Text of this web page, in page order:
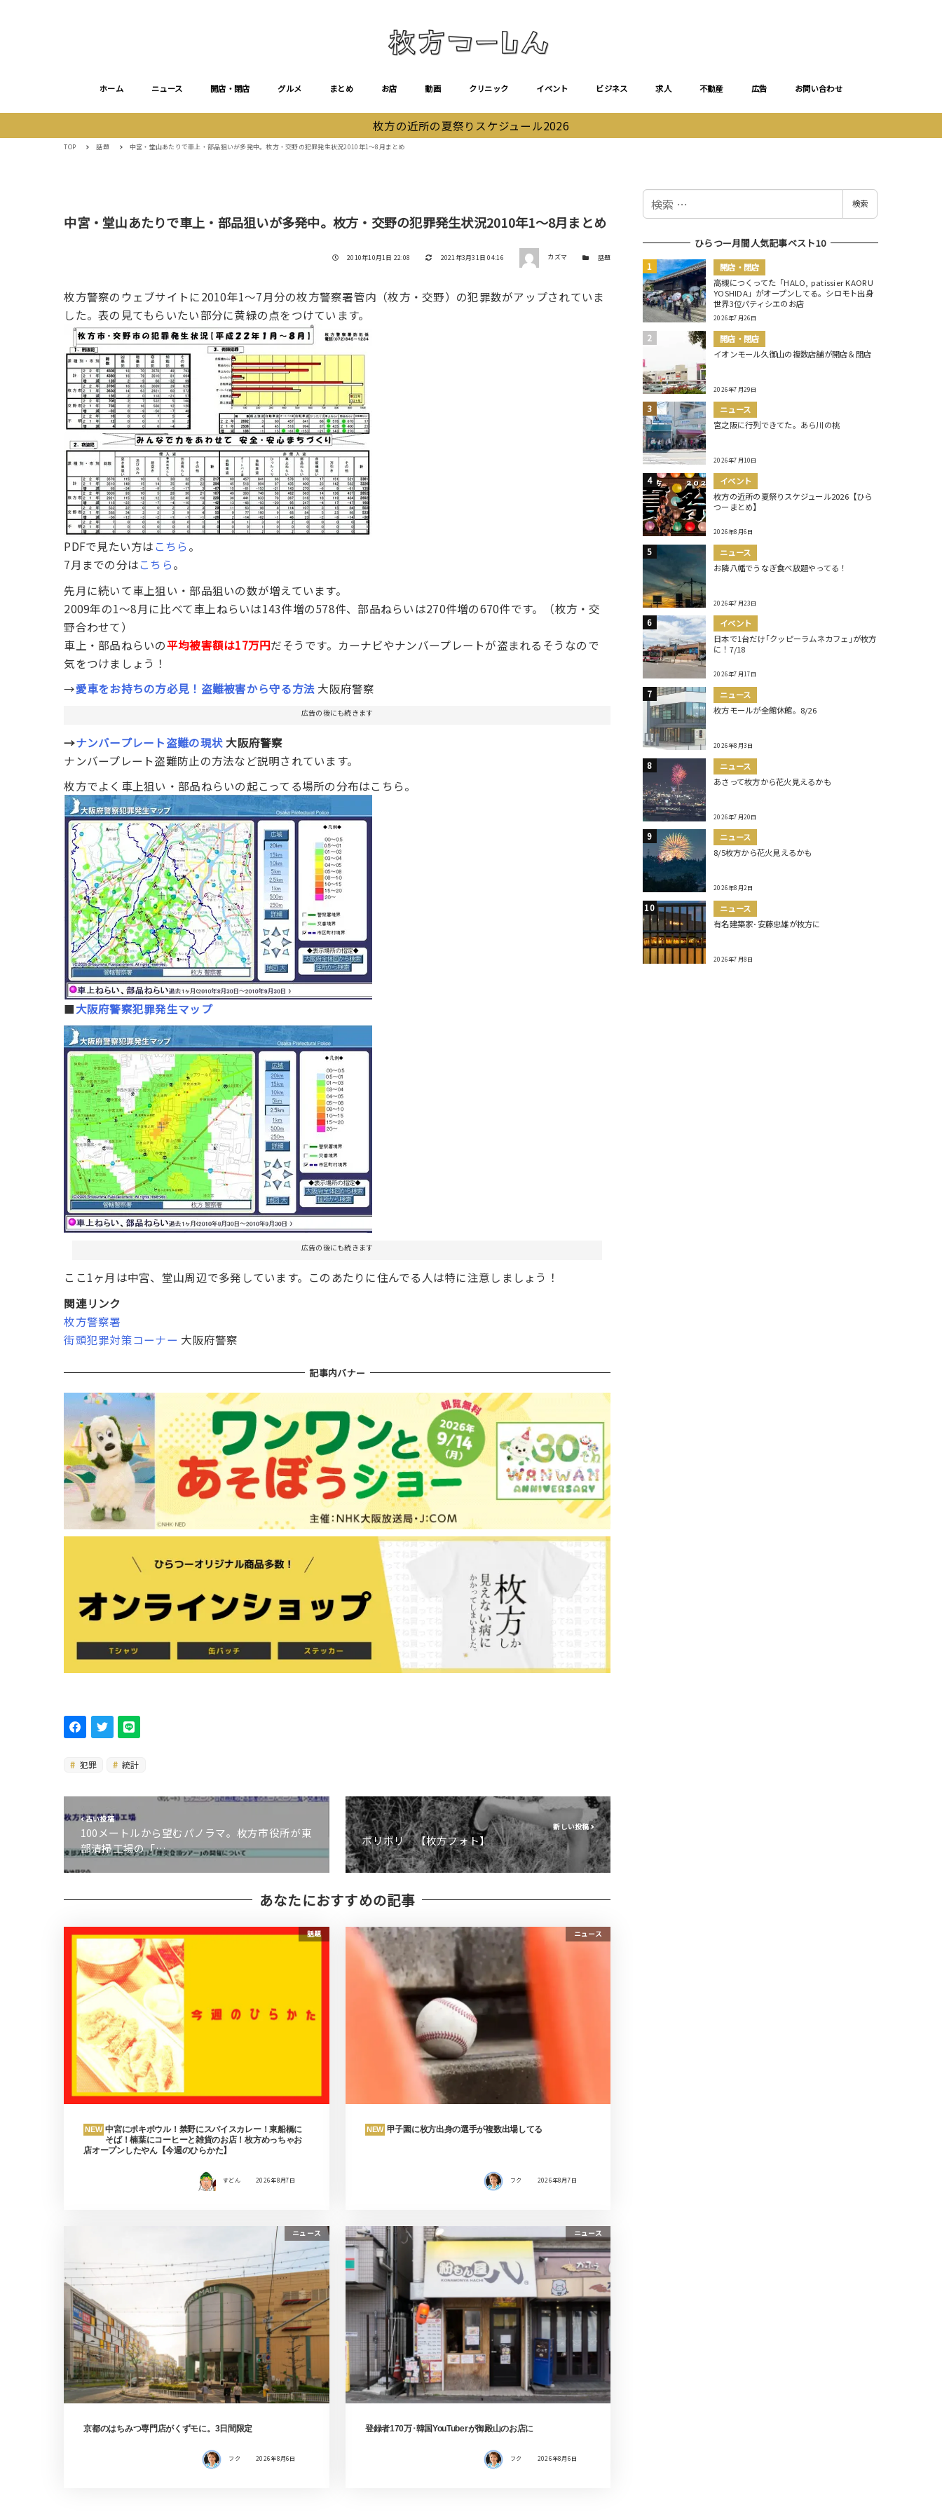
ホーム ニュース 開店・閉店 グルメ まとめ お店 動画 クリニック イベント ビジネス 求人 不動産 広告 お問い合わせ
枚方の近所の夏祭りスケジュール2026
TOP 話題 中宮・堂山あたりで車上・部品狙いが多発中。枚方・交野の犯罪発生状況2010年1～8月まとめ
中宮・堂山あたりで車上・部品狙いが多発中。枚方・交野の犯罪発生状況2010年1～8月まとめ
投稿日
2010年10月1日 22:08 更新日
2021年3月31日 04:16 著者 カズマ カテゴリー
話題
枚方警察のウェブサイトに2010年1～7月分の枚方警察署管内（枚方・交野）の犯罪数がアップされていま
した。表の見てもらいたい部分に黄緑の点をつけています。
PDFで見たい方は こちら 。
7月までの分はこちら。
先月に続いて車上狙い・部品狙いの数が増えています。
2009年の1～8月に比べて車上ねらいは143件増の578件、部品ねらいは270件増の670件です。（枚方・交
野合わせて）
車上・部品ねらいの平均被害額は17万円だそうです。カーナビやナンバープレートが盗まれるそうなので
気をつけましょう！
→愛車をお持ちの方必見！盗難被害から守る方法 大阪府警察
広告の後にも続きます
→ナンバープレート盗難の現状 大阪府警察
ナンバープレート盗難防止の方法など説明されています。
枚方でよく車上狙い・部品ねらいの起こってる場所の分布はこちら。
■大阪府警察犯罪発生マップ
広告の後にも続きます
ここ1ヶ月は中宮、堂山周辺で多発しています。このあたりに住んでる人は特に注意しましょう！
関連リンク
枚方警察署
街頭犯罪対策コーナー 大阪府警察
記事内バナー
犯罪 統計
古い投稿
100メートルから望むパノラマ。枚方市役所が東
部清掃工場の「…
新しい投稿
ポリポリ 【枚方フォト】
あなたにおすすめの記事
話題
NEW 中宮にポキボウル！禁野にスパイスカレー！東船橋に
そば！楠葉にコーヒーと雑貨のお店！枚方めっちゃお
店オープンしたやん【今週のひらかた】
すどん 2026年8月7日
ニュース
NEW 甲子園に枚方出身の選手が複数出場してる
フク 2026年8月7日
ニュース
京都のはちみつ専門店がくずモに。3日間限定
フク 2026年8月6日
ニュース
登録者170万･韓国YouTuberが御殿山のお店に
フク 2026年8月6日
検
検索
ひらつー月間人気記事ベスト10
開店・閉店
高槻につくってた「HALO, patissier KAORU
YOSHIDA」がオープンしてる。シロモト出身
世界3位パティシエのお店
2026年7月26日
開店・閉店
イオンモール久御山の複数店舗が開店＆閉店
2026年7月29日
ニュース
宮之阪に行列できてた。あら川の桃
2026年7月10日
イベント
枚方の近所の夏祭りスケジュール2026【ひら
つーまとめ】
2026年8月6日
ニュース
お隣八幡でうなぎ食べ放題やってる！
2026年7月23日
イベント
日本で1台だけ｢クッピーラムネカフェ｣が枚方
に！7/18
2026年7月17日
ニュース
枚方モールが全館休館。8/26
2026年8月3日
ニュース
あさって枚方から花火見えるかも
2026年7月20日
ニュース
8/5枚方から花火見えるかも
2026年8月2日
ニュース
有名建築家･安藤忠雄が枚方に
2026年7月8日